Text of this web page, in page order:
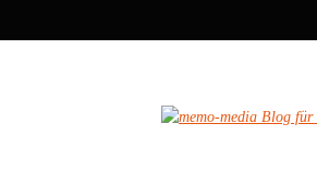
NAVIGATION